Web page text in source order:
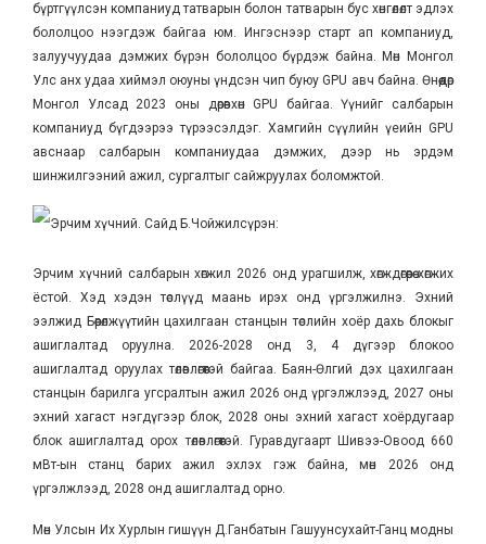
бүртгүүлсэн компаниуд татварын болон татварын бус хөнгөлөлт эдлэх
бололцоо нээгдэж байгаа юм. Ингэснээр старт ап компаниуд,
залуучуудаа дэмжих бүрэн бололцоо бүрдэж байна. Мөн Монгол
Улс анх удаа хиймэл оюуны үндсэн чип буюу GPU авч байна. Өнөөдөр
Монгол Улсад 2023 оны дөрөвхөн GPU байгаа. Үүнийг салбарын
компаниуд бүгдээрээ түрээсэлдэг. Хамгийн сүүлийн үеийн GPU
авснаар салбарын компаниудаа дэмжих, дээр нь эрдэм
шинжилгээний ажил, сургалтыг сайжруулах боломжтой.
Эрчим хүчний. Сайд Б.Чойжилсүрэн:
Эрчим хүчний салбарын хөгжил 2026 онд урагшилж, хөгждөгөөрөө хөгжих
ёстой. Хэд хэдэн төслүүд маань ирэх онд үргэлжилнэ. Эхний
ээлжид Бөөрөлжүүтийн цахилгаан станцын төслийн хоёр дахь блокыг
ашиглалтад оруулна. 2026-2028 онд 3, 4 дүгээр блокоо
ашиглалтад оруулах төлөвлөгөөтэй байгаа. Баян-Өлгий дэх цахилгаан
станцын барилга угсралтын ажил 2026 онд үргэлжлээд, 2027 оны
эхний хагаст нэгдүгээр блок, 2028 оны эхний хагаст хоёрдугаар
блок ашиглалтад орох төлөвлөгөөтэй. Гуравдугаарт Шивээ-Овоод 660
мВт-ын станц барих ажил эхлэх гэж байна, мөн 2026 онд
үргэлжлээд, 2028 онд ашиглалтад орно.
Мөн Улсын Их Хурлын гишүүн Д.Ганбатын Гашуунсухайт-Ганц модны